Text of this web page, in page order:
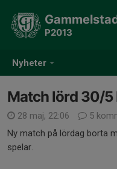
Nyheter
P2013
Match lörd 30/5
28 maj, 22:06
5
Ny match på lördag borta
spelar.